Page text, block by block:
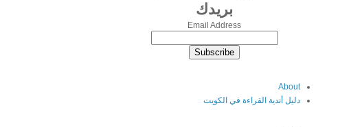
بريدك
Email Address
About
دليل أندية القراءة في الكويت